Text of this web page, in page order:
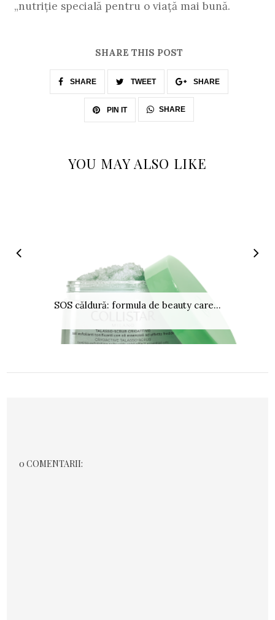
„nutriție specială pentru o viață mai bună.
SHARE THIS POST
SHARE TWEET SHARE
PIN IT SHARE
YOU MAY ALSO LIKE
SOS căldură: formula de beauty care...
0 COMENTARII: